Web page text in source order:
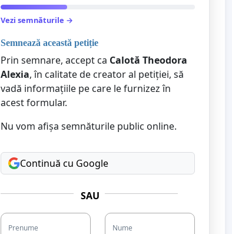
Vezi semnăturile →
Semnează această petiție
Prin semnare, accept ca Calotă Theodora
Alexia, în calitate de creator al petiției, să
vadă informațiile pe care le furnizez în
acest formular.
Nu vom afișa semnăturile public online.
Continuă cu Google
SAU
Prenume Nume